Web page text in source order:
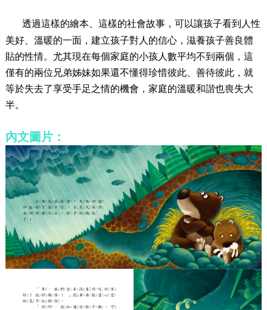
透過這樣的繪本、這樣的社會故事，可以讓孩子看到人性
美好、溫暖的一面，建立孩子對人的信心，滋養孩子善良體
貼的性情。尤其現在每個家庭的小孩人數平均不到兩個，這
僅有的兩位兄弟姊妹如果還不懂得珍惜彼此、善待彼此，就
等於失去了享受手足之情的機會，家庭的溫暖和諧也喪失大
半。
內文圖片：